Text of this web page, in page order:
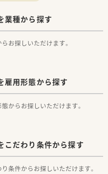
業種から探す
お探しいただけます。
雇用形態から探す
からお探しいただけます。
こだわり条件から探す
条件からお探しいただけます。